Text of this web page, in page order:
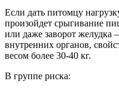
Если дать питомцу
произойдет срыгивание
или даже заворот
внутренних органов,
весом более 30-40 кг.
В группе риска: